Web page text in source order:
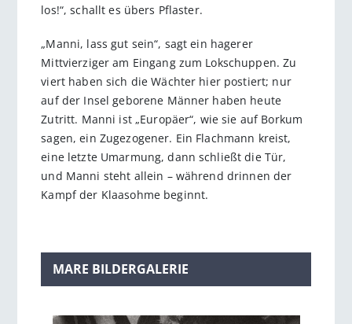
los!“, schallt es übers Pflaster.
„Manni, lass gut sein“, sagt ein hagerer
Mittvierziger am Eingang zum Lokschuppen. Zu
viert haben sich die Wächter hier postiert; nur
auf der Insel geborene Männer haben heute
Zutritt. Manni ist „Europäer“, wie sie auf Borkum
sagen, ein Zugezogener. Ein Flachmann kreist,
eine letzte Umarmung, dann schließt die Tür,
und Manni steht allein – während drinnen der
Kampf der Klaasohme beginnt.
MARE BILDERGALERIE